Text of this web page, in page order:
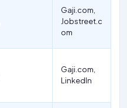
Gaji.com,
Jobstreet.c
om
Gaji.com,
LinkedIn